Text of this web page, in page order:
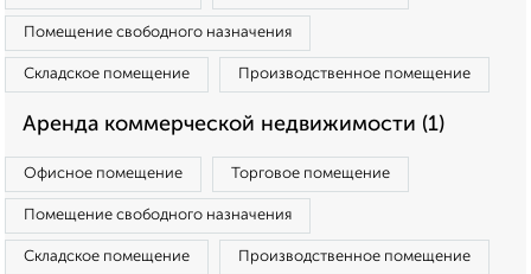
Помещение свободного назначения
Складское помещение Производственное помещение
Аренда коммерческой недвижимости (1)
Офисное помещение Торговое помещение
Помещение свободного назначения
Складское помещение Производственное помещение